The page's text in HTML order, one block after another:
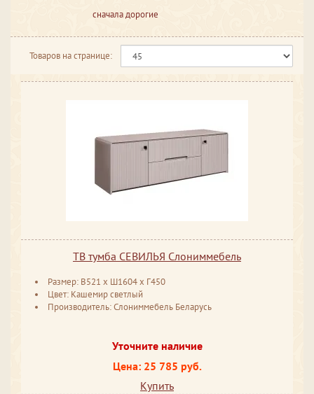
сначала дорогие
Товаров на странице:
ТВ тумба СЕВИЛЬЯ Слониммебель
Размер: В521 х Ш1604 х Г450
Цвет: Кашемир светлый
Производитель: Слониммебель Беларусь
Уточните наличие
Цена: 25 785 руб.
Купить